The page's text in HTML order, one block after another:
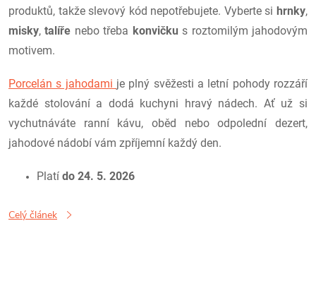
produktů, takže slevový kód nepotřebujete. Vyberte si hrnky,
misky,talíře nebo třeba konvičku s roztomilým jahodovým
motivem.
Porcelán s jahodami je plný svěžesti a letní pohody rozzáří
každé stolování a dodá kuchyni hravý nádech. Ať už si
vychutnáváte ranní kávu, oběd nebo odpolední dezert,
jahodové nádobí vám zpříjemní každý den.
Platí do 24. 5. 2026
Celý článek